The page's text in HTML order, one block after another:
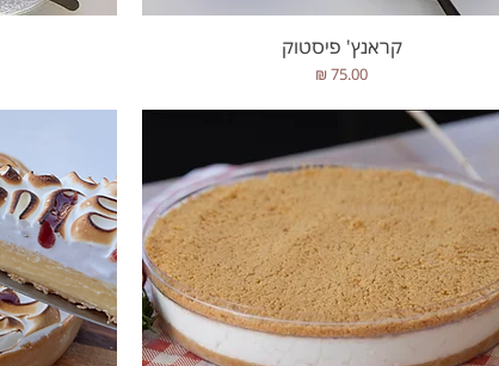
תצוגה מהירה
קראנץ' פיסטוק
מחיר